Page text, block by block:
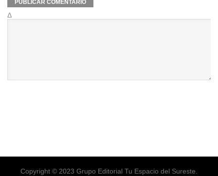
Δ
Copyright © 2023 Grupo Editorial Tu Espacio del Sureste.